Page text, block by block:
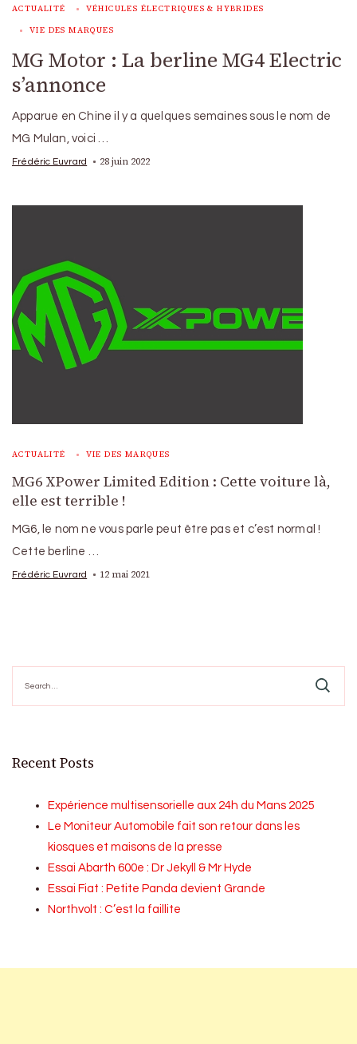
ACTUALITÉ VÉHICULES ÉLECTRIQUES & HYBRIDES
VIE DES MARQUES
MG Motor : La berline MG4 Electric
s’annonce
Apparue en Chine il y a quelques semaines sous le nom de
MG Mulan, voici …
Frédéric Euvrard 28 juin 2022
ACTUALITÉ VIE DES MARQUES
MG6 XPower Limited Edition : Cette voiture là,
elle est terrible !
MG6, le nom ne vous parle peut être pas et c’est normal !
Cette berline …
Frédéric Euvrard 12 mai 2021
for:
Recent Posts
Expérience multisensorielle aux 24h du Mans 2025
Le Moniteur Automobile fait son retour dans les
kiosques et maisons de la presse
Essai Abarth 600e : Dr Jekyll & Mr Hyde
Essai Fiat : Petite Panda devient Grande
Northvolt : C’est la faillite